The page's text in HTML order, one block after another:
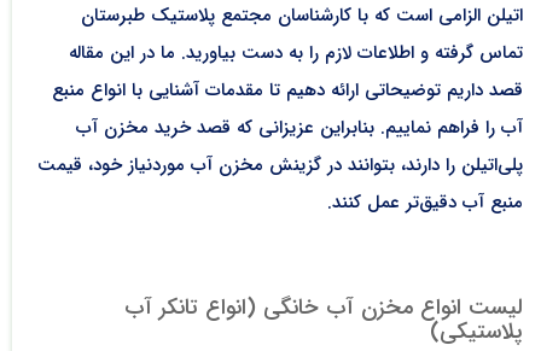
اتیلن الزامی است که با کارشناسان مجتمع پلاستیک طبرستان
تماس گرفته و اطلاعات لازم را به دست بیاورید. ما در این مقاله
قصد داریم توضیحاتی ارائه دهیم تا مقدمات آشنایی با انواع منبع
آب را فراهم نماییم. بنابراین عزیزانی که قصد خرید مخزن آب
پلی‌اتیلن را دارند، بتوانند در گزینش مخزن آب موردنیاز خود، قیمت
منبع آب دقیق‌تر عمل کنند.
لیست انواع مخزن آب خانگی (انواع تانکر آب
پلاستیکی)